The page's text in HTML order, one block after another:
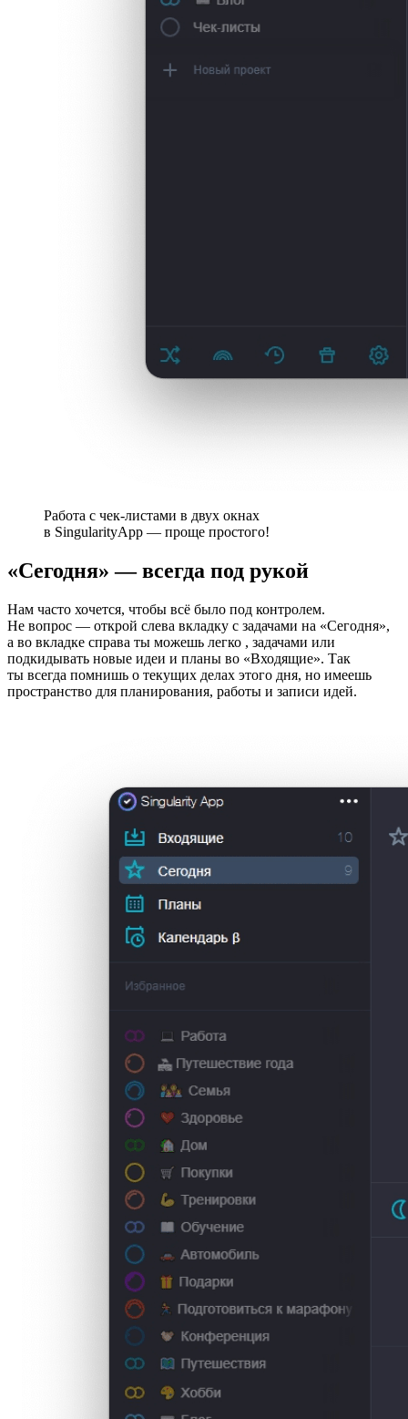
Работа с чек-листами в двух окнах
в SingularityApp — проще простого!
«Сегодня» — всегда под рукой
Нам часто хочется, чтобы всё было под контролем.
Не вопрос — открой слева вкладку с задачами на «Сегодня»,
а во вкладке справа ты можешь легко , задачами или
подкидывать новые идеи и планы во «Входящие». Так
ты всегда помнишь о текущих делах этого дня, но имеешь
пространство для планирования, работы и записи идей.